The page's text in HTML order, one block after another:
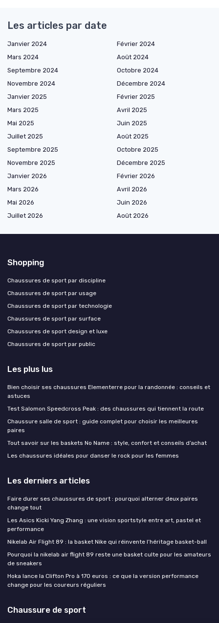
Les articles par date
Janvier 2024
Février 2024
Mars 2024
Août 2024
Septembre 2024
Octobre 2024
Novembre 2024
Décembre 2024
Janvier 2025
Février 2025
Mars 2025
Avril 2025
Mai 2025
Juin 2025
Juillet 2025
Août 2025
Septembre 2025
Octobre 2025
Novembre 2025
Décembre 2025
Janvier 2026
Février 2026
Mars 2026
Avril 2026
Mai 2026
Juin 2026
Juillet 2026
Août 2026
Shopping
Chaussures de sport par discipline
Chaussures de sport par usage
Chaussures de sport par technologie
Chaussures de sport par surface
Chaussures de sport design et luxe
Chaussures de sport par public
Les plus lus
Bien choisir ses chaussures Elementerre pour la randonnée : conseils et
astuces
Test Salomon Speedcross Peak : des chaussures qui tiennent la route
Chaussure salle de sport : guide complet pour choisir les meilleures
paires
Tout savoir sur les baskets No Name : style, confort et conseils d’achat
Les chaussures idéales pour danser le rock pour les femmes
Les derniers articles
Faire durer ses chaussures de sport : pourquoi alterner deux paires
change tout
Les Asics Kicki Yang Zhang : une vision sportstyle entre art, pastel et
performance
Nikelab Air Flight 89 : la basket Nike qui réinvente l’héritage basket-ball
Pourquoi la nikelab air flight 89 reste une basket culte pour les amateurs
de sneakers
Hoka lance la Clifton Pro à 170 euros : ce que la version performance
change pour les coureurs réguliers
Chaussure de sport